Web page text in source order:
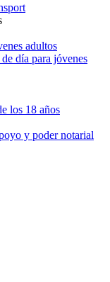
adultos
día para jóvenes
los 18 años
y poder notarial